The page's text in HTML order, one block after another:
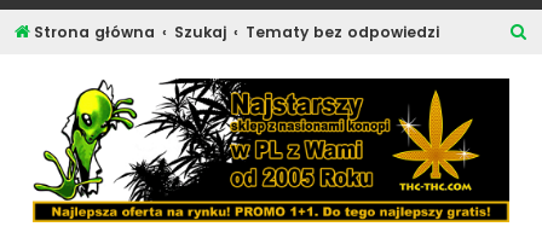
Strona główna Szukaj Tematy bez odpowiedzi